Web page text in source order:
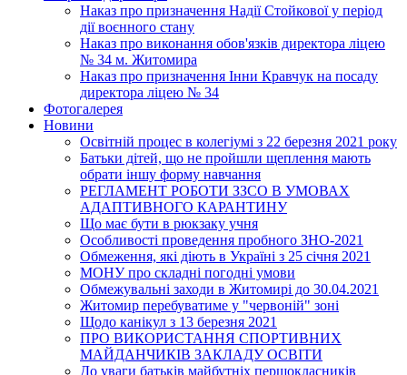
Наказ про призначення Надії Стойкової у період
дії воєнного стану
Наказ про виконання обов'язків директора ліцею
№ 34 м. Житомира
Наказ про призначення Інни Кравчук на посаду
директора ліцею № 34
Фотогалерея
Новини
Освітній процес в колегіумі з 22 березня 2021 року
Батьки дітей, що не пройшли щеплення мають
обрати іншу форму навчання
РЕГЛАМЕНТ РОБОТИ ЗЗСО В УМОВАХ
АДАПТИВНОГО КАРАНТИНУ
Що має бути в рюкзаку учня
Особливості проведення пробного ЗНО-2021
Обмеження, які діють в Україні з 25 січня 2021
МОНУ про складні погодні умови
Обмежувальні заходи в Житомирі до 30.04.2021
Житомир перебуватиме у "червоній" зоні
Щодо канікул з 13 березня 2021
ПРО ВИКОРИСТАННЯ СПОРТИВНИХ
МАЙДАНЧИКІВ ЗАКЛАДУ ОСВІТИ
До уваги батьків майбутніх першокласників